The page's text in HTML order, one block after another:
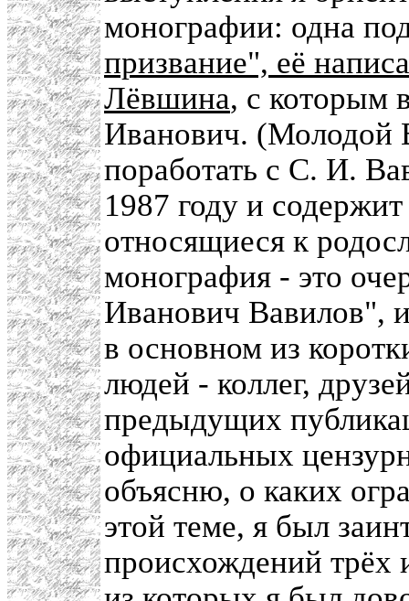
монографии: одна
призвание", её
Лёвшина, с которым
Иванович. (Молодой
поработать с С. И.
1987 году и
относящиеся к
монография - это
Иванович Вавилов",
в основном из
людей - коллег,
предыдущих
официальных
объясню, о каких
этой теме, я был
происхождений трёх